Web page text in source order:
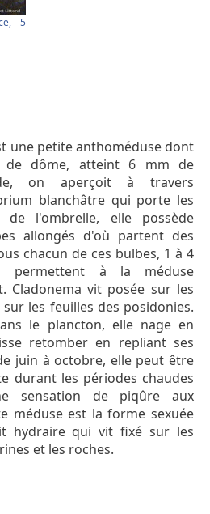
5
une petite anthoméduse dont
de dôme, atteint 6 mm de
on aperçoit à travers
blanchâtre qui porte les
de l'ombrelle, elle possède
allongés d'où partent des
chacun de ces bulbes, 1 à 4
permettent à la méduse
Cladonema vit posée sur les
les feuilles des posidonies.
le plancton, elle nage en
retomber en repliant ses
juin à octobre, elle peut être
durant les périodes chaudes
sensation de piqûre aux
méduse est la forme sexuée
hydraire qui vit fixé sur les
et les roches.